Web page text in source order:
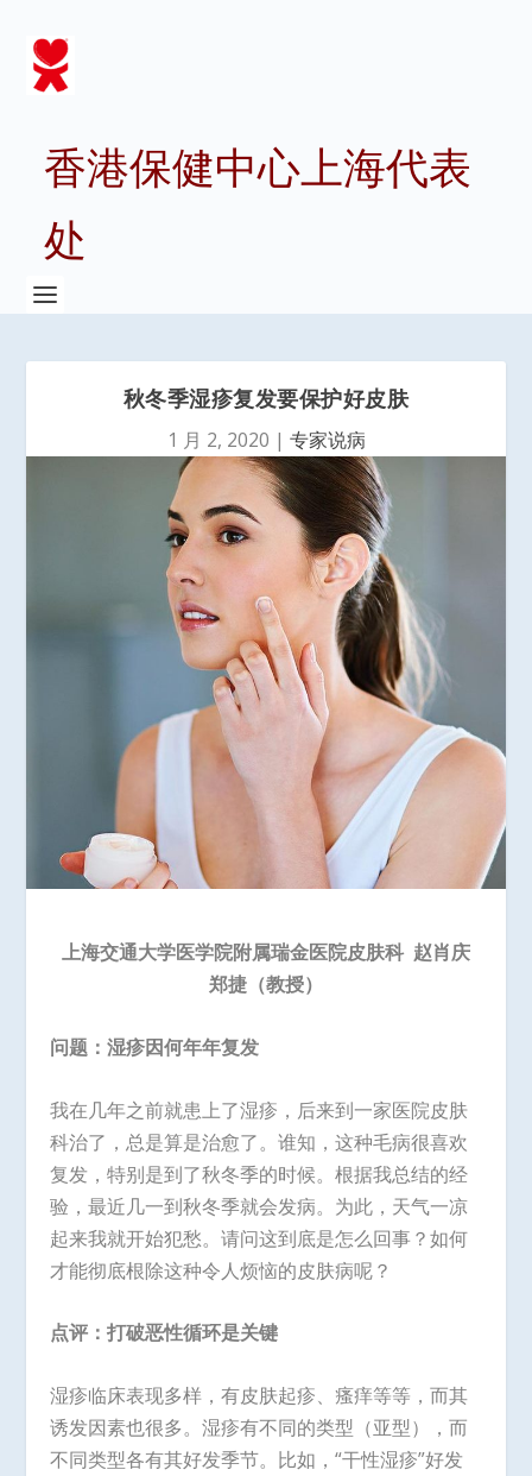
香港保健中心上海代表
处
秋冬季湿疹复发要保护好皮肤
1 月 2, 2020 | 专家说病
上海交通大学医学院附属瑞金医院皮肤科 赵肖庆
郑捷（教授）
问题：湿疹因何年年复发
我在几年之前就患上了湿疹，后来到一家医院皮肤
科治了，总是算是治愈了。谁知，这种毛病很喜欢
复发，特别是到了秋冬季的时候。根据我总结的经
验，最近几一到秋冬季就会发病。为此，天气一凉
起来我就开始犯愁。请问这到底是怎么回事？如何
才能彻底根除这种令人烦恼的皮肤病呢？
点评：打破恶性循环是关键
湿疹临床表现多样，有皮肤起疹、瘙痒等等，而其
诱发因素也很多。湿疹有不同的类型（亚型），而
不同类型各有其好发季节。比如，“干性湿疹”好发